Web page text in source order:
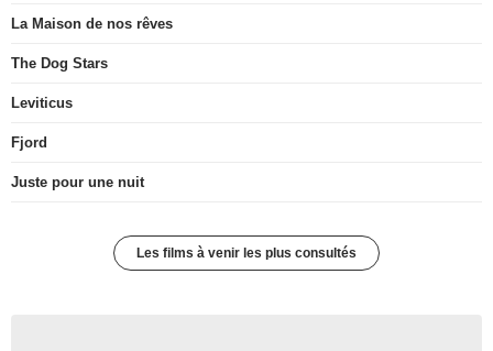
La Maison de nos rêves
The Dog Stars
Leviticus
Fjord
Juste pour une nuit
Les films à venir les plus consultés